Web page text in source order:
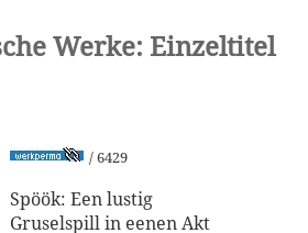
Werke: Einzeltitel
/ 6429
Spöök: Een lustig
Gruselspill in eenen Akt